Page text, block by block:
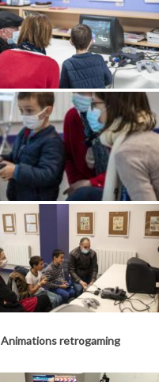
Animations retrogaming